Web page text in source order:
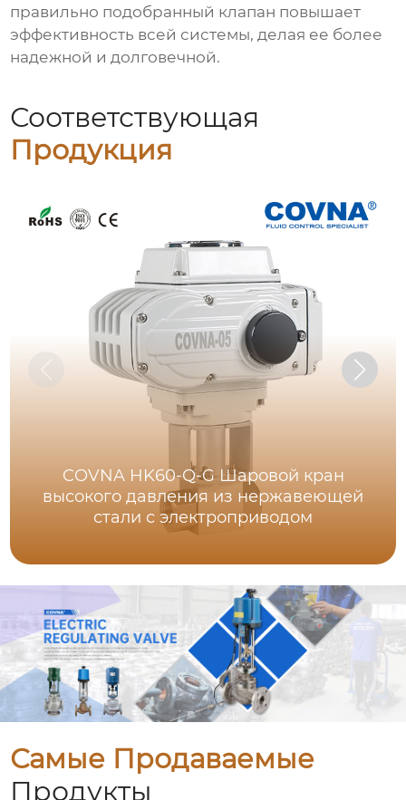
правильно подобранный клапан повышает
эффективность всей системы, делая ее более
надежной и долговечной.
Соответствующая
Продукция
COVNA HK60-Q-G Шаровой кран
высокого давления из нержавеющей
стали с электроприводом
Самые Продаваемые
Продукты